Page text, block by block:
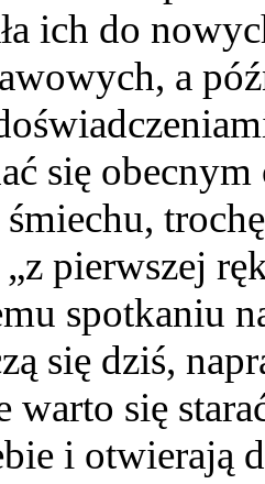
ich do
a
się
śmiechu,
pierwszej
spotkaniu
się dziś,
warto się
i otwierają